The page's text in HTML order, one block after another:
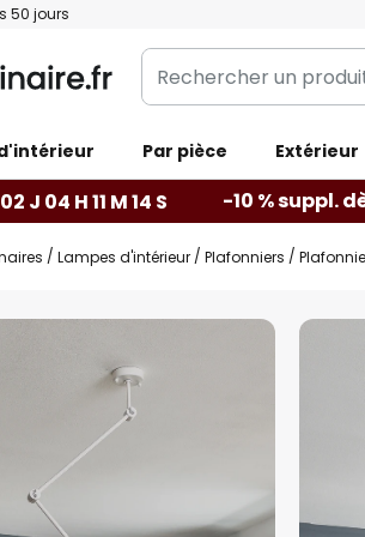
50 jours
Rechercher
un
catégorie...
Par pièce Extérieur
02 J 04 H 11 M 13 S -10 % suppl.
Lampes d'intérieur Plafonniers